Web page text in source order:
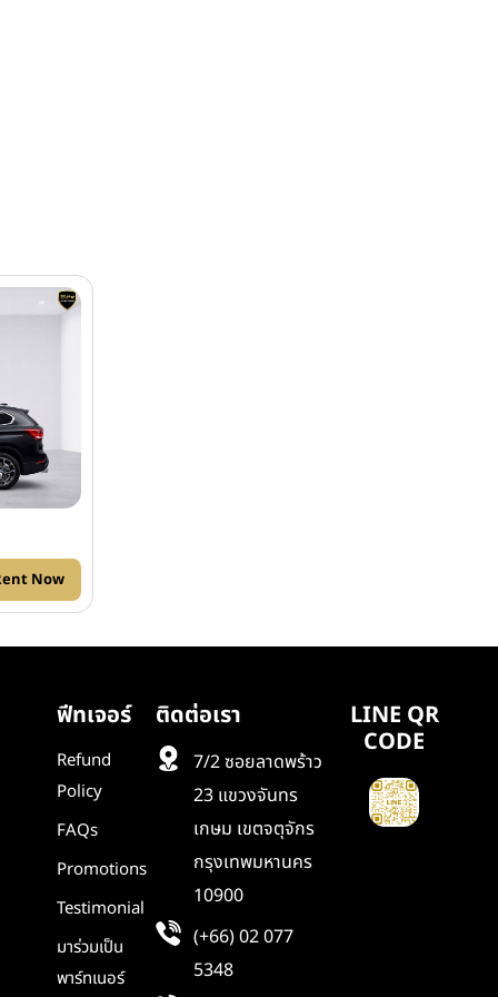
Now
ฟีทเจอร์
Refund
Policy
FAQs
Promotions
Testimonial
มาร่วมเป็น
พาร์ทเนอร์
ติดต่อเรา
7/2 ซอยลาดพร้าว
23 แขวงจันทร
เกษม เขตจตุจักร
กรุงเทพมหานคร
10900
(+66) 02 077
5348
LINE QR
CODE